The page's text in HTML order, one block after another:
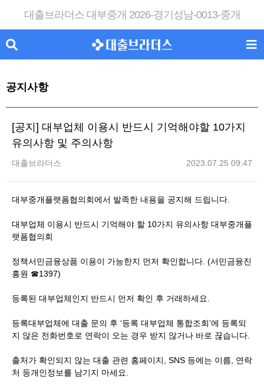
대출브라더스 대부중개 2026-경기성남-0013-중개
공지사항
[공지] 대부업체 이용시 반드시 기억해야할 10가지
유의사항 및 주의사항
대출브라더스 2023.07.25 09:47
대부중개플랫폼협의회에서 발족한 내용을 공지해 드립니다.
대부업체 이용시 반드시 기억해야 할 10가지 유의사항 대부중개플
랫폼협의회
정책서민금융상품 이용이 가능한지 먼저 확인합니다. (서민금융진
흥원 ☎1397)
등록된 대부업체인지 반드시 먼저 확인 후 거래하세요.
등록대부업체에 대출 문의 후 ‘등록 대부업체 통합조회’에 등록되
지 않은 전화번호로 연락이 오는 경우 받지 않거나 바로 끊습니다.
출처가 확인되지 않는 대출 관련 홈페이지, SNS 등에는 이름, 연락
처 등개인정보를 남기지 마세요.